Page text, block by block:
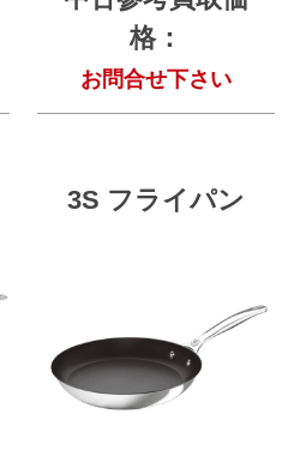
格：
お問合せ下さい
3S フライパン